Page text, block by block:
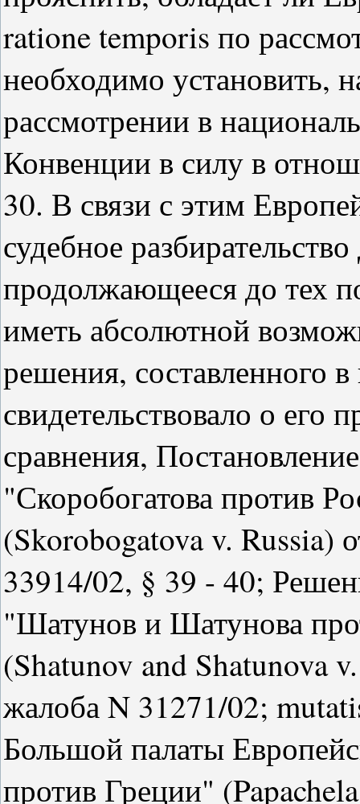
ratione temporis по
необходимо установить,
рассмотрении в
Конвенции в силу в
30. В связи с этим
судебное
продолжающееся до тех
иметь абсолютной
решения, составленного
свидетельствовало о его
сравнения,
"Скоробогатова против
(Skorobogatova v. Russia)
33914/02, § 39 - 40;
"Шатунов и Шатунова
(Shatunov and Shatunova
жалоба N 31271/02;
Большой палаты
против Греции"